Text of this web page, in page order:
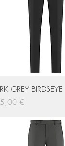
Hurtigvisning
GREY BIRDSEYE
€